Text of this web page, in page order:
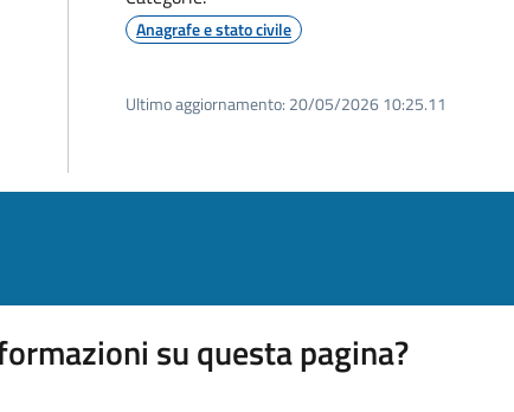
Anagrafe e stato civile
Ultimo aggiornamento: 20/05/2026 10:25.11
su questa pagina?